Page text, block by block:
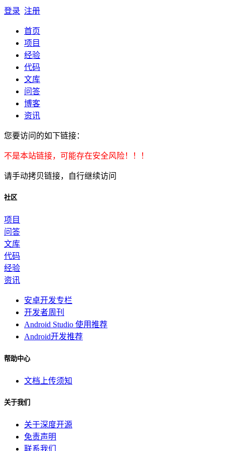
登录 注册
首页
项目
经验
代码
文库
问答
博客
资讯
您要访问的如下链接：
不是本站链接，可能存在安全风险！！！
请手动拷贝链接，自行继续访问
社区
项目
问答
文库
代码
经验
资讯
安卓开发专栏
开发者周刊
Android Studio 使用推荐
Android开发推荐
帮助中心
文档上传须知
关于我们
关于深度开源
免责声明
联系我们